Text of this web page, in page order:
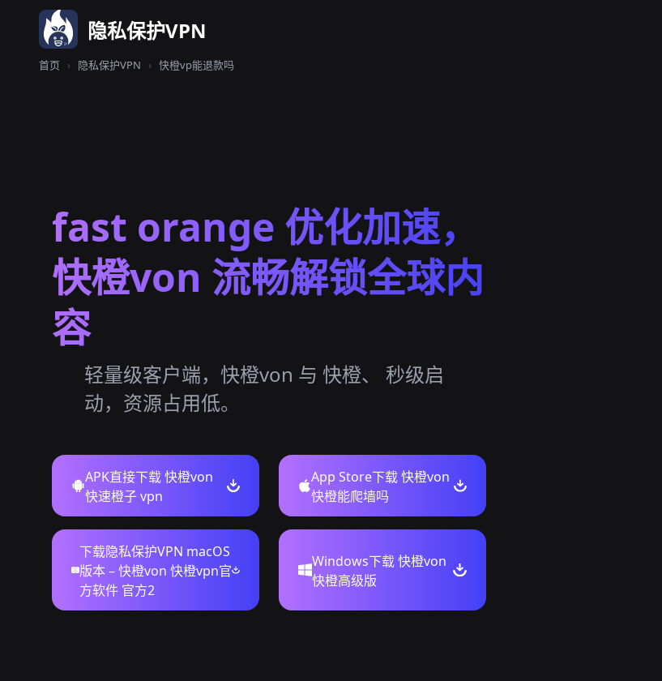
隐私保护VPN
首页 › 隐私保护VPN › 快橙vp能退款吗
fast orange 优化加速，
快橙von 流畅解锁全球内
容
轻量级客户端，快橙von 与 快橙、 秒级启
动，资源占用低。
APK直接下载 快橙von
快速橙子 vpn
App Store下载 快橙von
快橙能爬墙吗
下载隐私保护VPN macOS
版本 – 快橙von 快橙vpn官
方软件 官方2
Windows下载 快橙von
快橙高级版